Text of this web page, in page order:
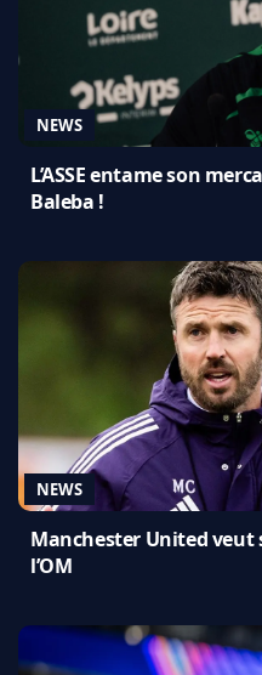
NEWS
L’ASSE entame son
Baleba !
NEWS
Manchester United veut
l’OM